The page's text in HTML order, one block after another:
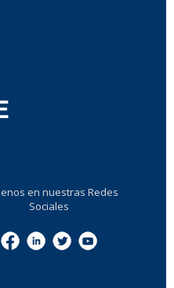
en nuestras Redes
Sociales